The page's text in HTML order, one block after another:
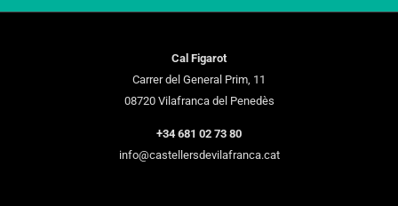
Cal Figarot
Carrer del General Prim, 11
08720 Vilafranca del Penedès
+34 681 02 73 80
info@castellersdevilafranca.cat